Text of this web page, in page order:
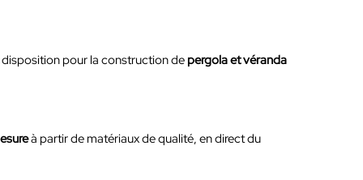
pour la construction de pergola et véranda
à partir de matériaux de qualité, en direct du